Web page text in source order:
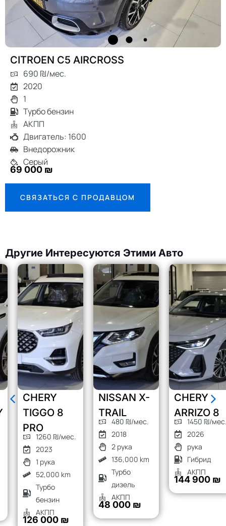
CITROEN C5 AIRCROSS
690 ₪/мес.
2020
1
Турбо бензин
АКПП
Двигатель: 1600
Внедорожник
Серый
69 000 ₪
СВЯЗАТЬСЯ С ПРОДАВЦОМ
Другие Интересуются Этими Авто
CHERY
TIGGO 8
PRO
1260 ₪/мес.
2023
1 рука
52,000 km
Турбо
бензин
АКПП
126 000 ₪
NISSAN X-
TRAIL
480 ₪/мес.
2018
2 рука
136,000 km
Турбо
дизель
АКПП
48 000 ₪
CHERY
ARRIZO 8
1450 ₪/мес.
2026
рука
Гибрид
АКПП
144 900 ₪